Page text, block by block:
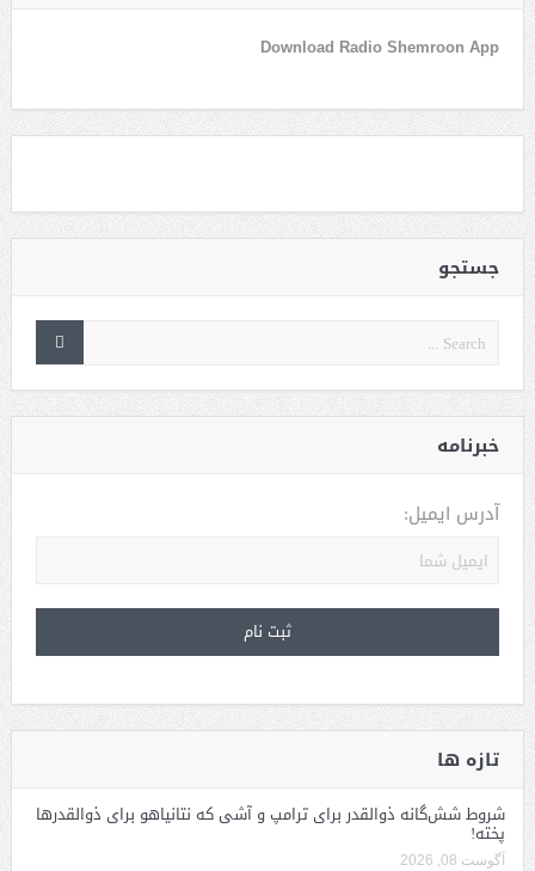
Download Radio Shemroon App
جستجو
خبرنامه
آدرس ایمیل:
تازه ها
شروط شش‌گانه ذوالقدر برای ترامپ و آشی که نتانیاهو برای ذوالقدرها
پخته!
آگوست 08, 2026